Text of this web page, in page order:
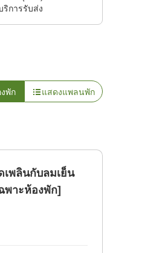
ริการรับส่ง
พัก แสดงแพลนพัก
เพลินกับลมเย็น
พาะห้องพัก]